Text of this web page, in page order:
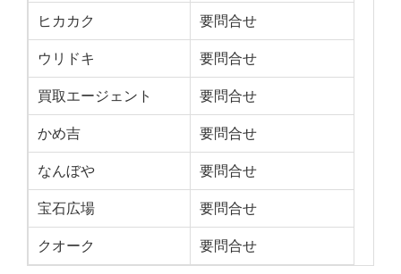
ヒカカク 要問合せ
ウリドキ 要問合せ
買取エージェント 要問合せ
かめ吉 要問合せ
なんぼや 要問合せ
宝石広場 要問合せ
クオーク 要問合せ